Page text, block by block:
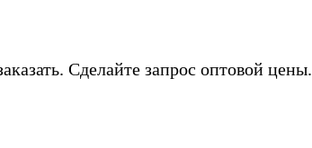
Сделайте запрос оптовой цены.